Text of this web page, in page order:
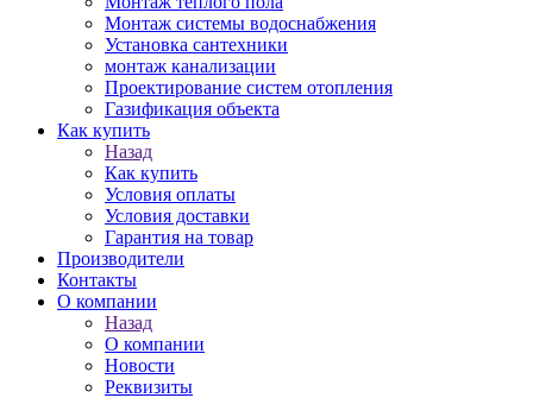
Монтаж системы водоснабжения
Установка сантехники
монтаж канализации
Проектирование систем отопления
Газификация объекта
Как купить
Назад
Как купить
Условия оплаты
Условия доставки
Гарантия на товар
Производители
Контакты
О компании
Назад
О компании
Новости
Реквизиты